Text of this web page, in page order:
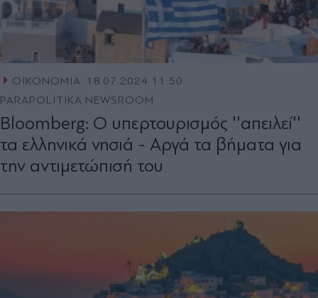
ΟΙΚΟΝΟΜΙΑ 18.07.2024 11:50
PARAPOLITIKA NEWSROOM
Bloomberg: Ο υπερτουρισμός ''απειλεί''
τα ελληνικά νησιά - Aργά τα βήματα για
την αντιμετώπισή του